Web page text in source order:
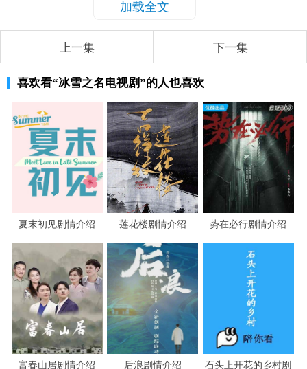
话固然不错，保护儿子的心情也能理解，但如果严阳热爱
饭后，严阳独自伫立在立交桥上，想起去年的选
拔赛他因迟到错失机会，被队友们骂做逃兵，生气平时郭
教练重点培养他，把他们当陪练，没想到他却是个怂蛋！
严阳不想回家，去了小爷爷的冰场，金莹也在，她练完出
门时看到有个小朋友要送给严阳一枚奖牌做礼物，说妈妈
让自己谢谢他，他第一次滑冰时曾怕摔跤想放弃，是严阳
给他绑上了小乌龟护膝，并一次次耐心地教他鼓励他，也
使他有了今天的成绩，金阳鼓励小男孩以后一定努力坚
持，二人约定一起拿金牌！小男孩走后，金莹过去给严阳
打了个招呼，称赞他滑得不错，有机会一起！
高考成绩出来了，严阳回来看到父母严肃的表
情，以为考砸了，正千言万语想词安慰他们，没想到妈妈
流着泪告诉他上一本线了！严阳想去北京上大学，爸爸给
他选了东北工商大学，严阳面无表情地进了卧室，丢下一
加载全文
上一集 下一集
喜欢看“冰雪之名电视剧”的人也喜欢
夏末初见剧情介绍 莲花楼剧情介绍 势在必行剧情介绍
富春山居剧情介绍 后浪剧情介绍 石头上开花的乡村剧